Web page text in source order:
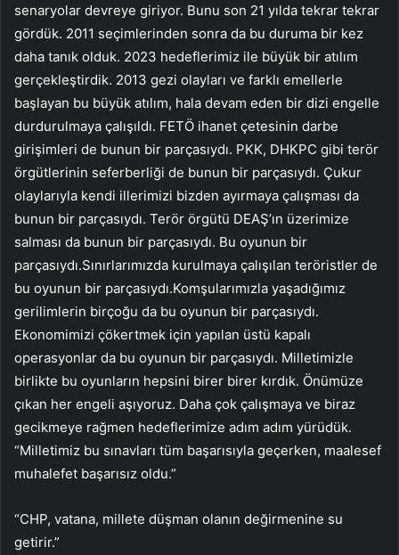
senaryolar devreye giriyor. Bunu son 21 yılda tekrar tekrar
gördük. 2011 seçimlerinden sonra da bu duruma bir kez
daha tanık olduk. 2023 hedeflerimiz ile büyük bir atılım
gerçekleştirdik. 2013 gezi olayları ve farklı emellerle
başlayan bu büyük atılım, hala devam eden bir dizi engelle
durdurulmaya çalışıldı. FETÖ ihanet çetesinin darbe
girişimleri de bunun bir parçasıydı. PKK, DHKPC gibi terör
örgütlerinin seferberliği de bunun bir parçasıydı. Çukur
olaylarıyla kendi illerimizi bizden ayırmaya çalışması da
bunun bir parçasıydı. Terör örgütü DEAŞ’ın üzerimize
salması da bunun bir parçasıydı. Bu oyunun bir
parçasıydı.Sınırlarımızda kurulmaya çalışılan teröristler de
bu oyunun bir parçasıydı.Komşularımızla yaşadığımız
gerilimlerin birçoğu da bu oyunun bir parçasıydı.
Ekonomimizi çökertmek için yapılan üstü kapalı
operasyonlar da bu oyunun bir parçasıydı. Milletimizle
birlikte bu oyunların hepsini birer birer kırdık. Önümüze
çıkan her engeli aşıyoruz. Daha çok çalışmaya ve biraz
gecikmeye rağmen hedeflerimize adım adım yürüdük.
“Milletimiz bu sınavları tüm başarısıyla geçerken, maalesef
muhalefet başarısız oldu.”
“CHP, vatana, millete düşman olanın değirmenine su
getirir.”